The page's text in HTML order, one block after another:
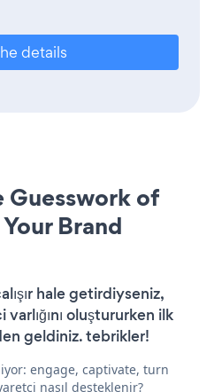
details
Guesswork of
Brand
hale getirdiyseniz,
oluştururken ilk
geldiniz. tebrikler!
engage, captivate, turn
nasıl desteklenir?